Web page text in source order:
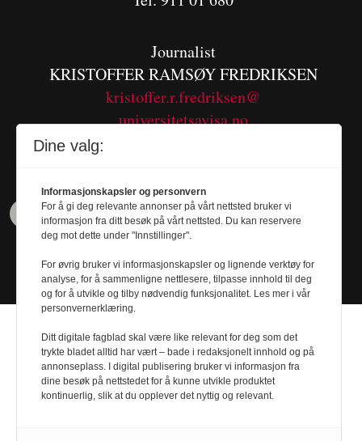
Journalist
KRISTOFFER RAMSØY FREDRIKSEN
kristoffer.r.fredriksen@
universitetsavisa.no
Design byNordström Design- Powered by
Dine valg:
Informasjonskapsler og personvern
For å gi deg relevante annonser på vårt nettsted bruker vi
informasjon fra ditt besøk på vårt nettsted. Du kan reservere
deg mot dette under "Innstillinger".
For øvrig bruker vi informasjonskapsler og lignende verktøy for
analyse, for å sammenligne nettlesere, tilpasse innhold til deg
og for å utvikle og tilby nødvendig funksjonalitet. Les mer i vår
personvernerklæring.
Ditt digitale fagblad skal være like relevant for deg som det
trykte bladet alltid har vært – bade i redaksjonelt innhold og på
annonseplass. I digital publisering bruker vi informasjon fra
dine besøk på nettstedet for å kunne utvikle produktet
kontinuerlig, slik at du opplever det nyttig og relevant.